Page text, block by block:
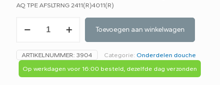
AQ TPE AFSLTRNG 2411(R)4011(R)
Circonring
90mm
0173
C7B-
Toevoegen aan winkelwagen
ARTIKELNUMMER: 3904 Categorie: Onderdelen douche
Op werkdagen voor 16:00 besteld, dezelfde dag verzonden